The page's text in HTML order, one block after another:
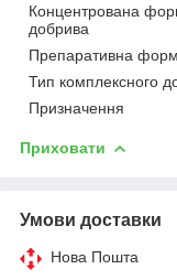
Концентрована
добрива
Препаративна
Тип комплексного
Призначення
Приховати
Умови доставки
Нова Пошта